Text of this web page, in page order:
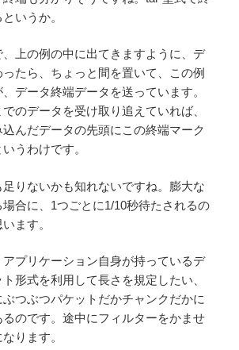
いうか。
上の例の中に出てきますように、デ
たら、ちょっと間を置いて、この例
データ終端データを送っています。
のデータを受け取り追えていれば、
んだデータの先頭にこの終端マーク
うわけです。
りないかも知れないですね。膨大な
合に、1つごとに1/10秒待たされるの
ます。
プリケーション自身が持っているデ
形式を利用して長さを規定したい、
つぶつパケットだかチャンクだかに
のです。途中にフィルターをかませ
ります。